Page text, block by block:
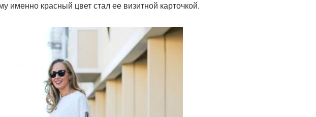
именно красный цвет стал ее визитной карточкой.